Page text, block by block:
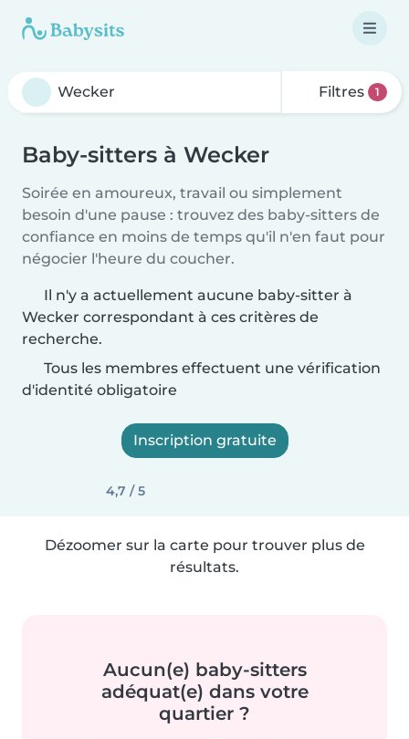
Filtres 1
Baby-sitters à Wecker
Soirée en amoureux, travail ou simplement
besoin d'une pause : trouvez des baby-sitters de
confiance en moins de temps qu'il n'en faut pour
négocier l'heure du coucher.
Il n'y a actuellement aucune baby-sitter à
Wecker correspondant à ces critères de
recherche.
Tous les membres effectuent une vérification
d'identité obligatoire
Inscription gratuite
4,7 / 5
Dézoomer sur la carte pour trouver plus de
résultats.
Aucun(e) baby-sitters
adéquat(e) dans votre
quartier ?